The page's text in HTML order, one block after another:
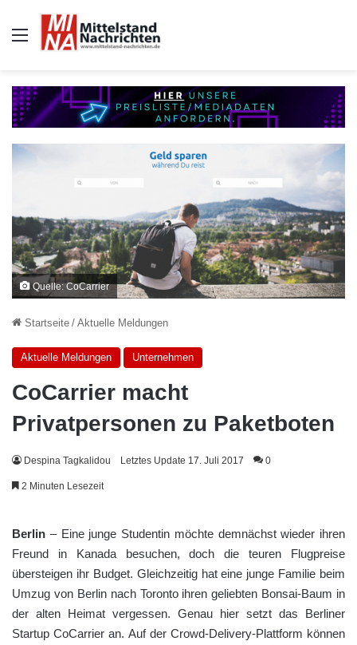
Auswahl
Quelle: CoCarrier
Startseite / Aktuelle Meldungen
Aktuelle Meldungen Unternehmen
CoCarrier macht
Privatpersonen zu Paketboten
Despina Tagkalidou Letztes Update 17. Juli 2017 0
2 Minuten Lesezeit
Berlin – Eine junge Studentin möchte demnächst wieder ihren
Freund in Kanada besuchen, doch die teuren Flugpreise
übersteigen ihr Budget. Gleichzeitig hat eine junge Familie beim
Umzug von Berlin nach Toronto ihren geliebten Bonsai-Baum in
der alten Heimat vergessen. Genau hier setzt das Berliner
Startup CoCarrier an. Auf der Crowd-Delivery-Plattform können